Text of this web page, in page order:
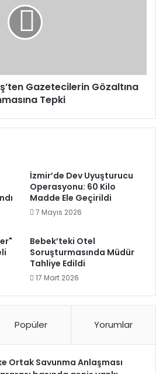
Gazetecilerin Gözaltına
Tepki
İzmir’de Dev Uyuşturucu
Operasyonu: 60 Kilo
Madde Ele Geçirildi
7 Mayıs 2026
Bebek’teki Otel
Soruşturmasında Müdür
Tahliye Edildi
17 Mart 2026
Popüler Yorumlar
Ortak Savunma Anlaşması